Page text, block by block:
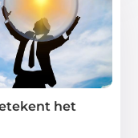
het